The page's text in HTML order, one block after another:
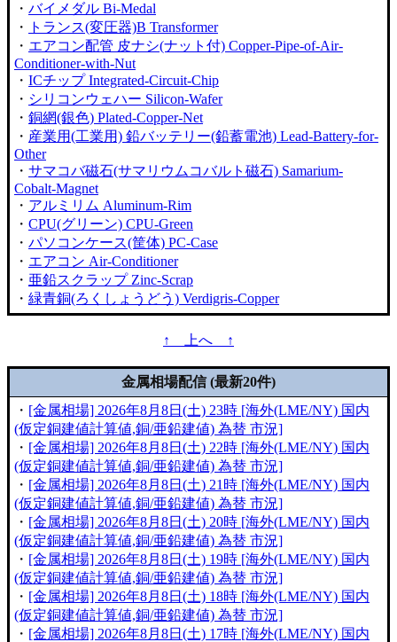
・ バイメダル Bi-Medal
・
トランス(変圧器)B Transformer
・ エアコン配管 皮ナシ(ナット付) Copper-Pipe-of-Air-
Conditioner-with-Nut
・ ICチップ Integrated-Circuit-Chip
・ シリコンウェハー Silicon-Wafer
・ 銅網(銀色) Plated-Copper-Net
・ 産業用(工業用) 鉛バッテリー(鉛蓄電池) Lead-Battery-for-
Other
・ サマコバ磁石(サマリウムコバルト磁石) Samarium-
Cobalt-Magnet
・ アルミリム Aluminum-Rim
・ CPU(グリーン) CPU-Green
・ パソコンケース(筐体) PC-Case
・ エアコン Air-Conditioner
・ 亜鉛スクラップ Zinc-Scrap
・ 緑青銅(ろくしょうどう) Verdigris-Copper
↑ 上へ ↑
金属相場配信 (最新20件)
・ [金属相場] 2026年8月8日(土) 23時 [海外(LME/NY) 国内
(仮定銅建値計算値,銅/亜鉛建値) 為替 市況]
・ [金属相場] 2026年8月8日(土) 22時 [海外(LME/NY) 国内
(仮定銅建値計算値,銅/亜鉛建値) 為替 市況]
・ [金属相場] 2026年8月8日(土) 21時 [海外(LME/NY) 国内
(仮定銅建値計算値,銅/亜鉛建値) 為替 市況]
・ [金属相場] 2026年8月8日(土) 20時 [海外(LME/NY) 国内
(仮定銅建値計算値,銅/亜鉛建値) 為替 市況]
・ [金属相場] 2026年8月8日(土) 19時 [海外(LME/NY) 国内
(仮定銅建値計算値,銅/亜鉛建値) 為替 市況]
・ [金属相場] 2026年8月8日(土) 18時 [海外(LME/NY) 国内
(仮定銅建値計算値,銅/亜鉛建値) 為替 市況]
・ [金属相場] 2026年8月8日(土) 17時 [海外(LME/NY) 国内